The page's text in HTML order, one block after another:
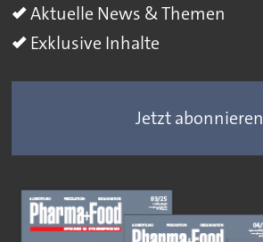
Aktuelle News & Themen
Exklusive Inhalte
Jetzt abonnieren